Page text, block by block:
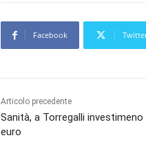
Facebook
Articolo precedente
Sanità, a Torregalli investimeno
euro